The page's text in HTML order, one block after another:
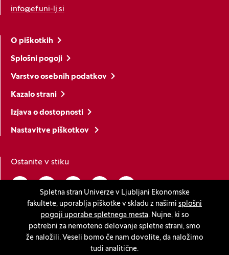
Spletna stran Univerze v Ljubljani Ekonomske
fakultete, uporablja piškotke v skladu z našimi splošni
pogoji uporabe spletnega mesta. Nujne, ki so
potrebni za nemoteno delovanje spletne strani, smo
že naložili. Veseli bomo če nam dovolite, da naložimo
tudi analitične.
info@ef.uni-lj.si
O piškotkih
Splošni pogoji
Varstvo osebnih podatkov
Kazalo strani
Izjava o dostopnosti
Nastavitve piškotkov
Ostanite v stiku
Linkedin
(Odpre se v novem oknu)
Youtube
(Odpre se v novem oknu)
Facebook
(Odpre se v novem oknu)
Instagram
(Odpre se v novem oknu)
TikTok
(Odpre se v novem oknu)
Akreditacije